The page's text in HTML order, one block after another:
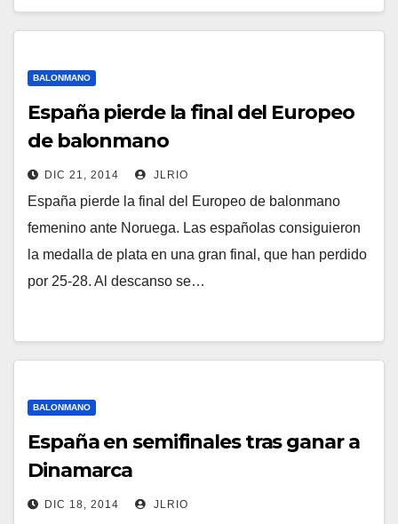
BALONMANO
España pierde la final del Europeo
de balonmano
DIC 21, 2014 JLRIO
España pierde la final del Europeo de balonmano
femenino ante Noruega. Las españolas consiguieron
la medalla de plata en una gran final, que han perdido
por 25-28. Al descanso se…
BALONMANO
España en semifinales tras ganar a
Dinamarca
DIC 18, 2014 JLRIO